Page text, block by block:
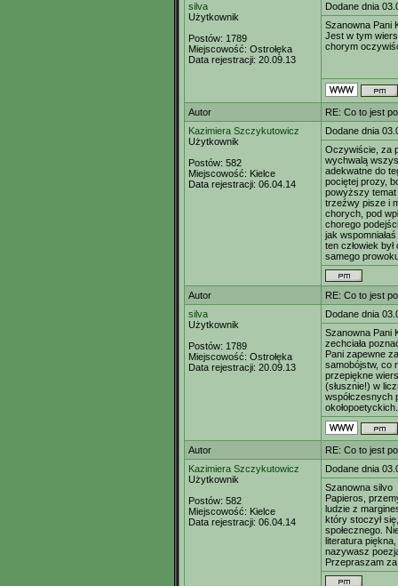
silva
Użytkownik
Postów: 1789
Miejscowość: Ostrołęka
Data rejestracji: 20.09.13
Dodane dnia
Szanowna Pani
Jest w tym
chorym
Autor
RE: Co to jest
Kazimiera Szczykutowicz
Użytkownik
Postów: 582
Miejscowość: Kielce
Data rejestracji: 06.04.14
Dodane dnia
Oczywiście, za
wychwalą
adekwatne do
pociętej prozy,
powyższy temat
trzeźwy pisze i
chorych, pod
chorego
jak
ten człowiek
samego
Autor
RE: Co to jest
silva
Użytkownik
Postów: 1789
Miejscowość: Ostrołęka
Data rejestracji: 20.09.13
Dodane dnia
Szanowna Pani
zechciała
Pani zapewne
samobójstw, co
przepiękne
(słusznie!) w
współczesnych
Autor
RE: Co to jest
Kazimiera Szczykutowicz
Użytkownik
Postów: 582
Miejscowość: Kielce
Data rejestracji: 06.04.14
Dodane dnia
Szanowna silvo
Papieros,
ludzie z
który stoczył
społecznego.
literatura
nazywasz
Przepraszam